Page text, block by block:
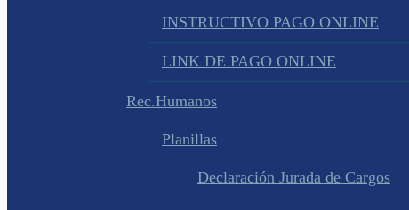
INSTRUCTIVO PAGO ONLINE
LINK DE PAGO ONLINE
Rec.Humanos
Planillas
Declaración Jurada de Cargos